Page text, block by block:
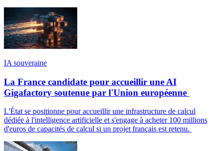
IA souveraine
La France candidate pour accueillir une AI
Gigafactory soutenue par l'Union européenne
L'État se positionne pour accueillir une infrastructure de calcul
dédiée à l'intelligence artificielle et s'engage à acheter 100 millions
d'euros de capacités de calcul si un projet français est retenu.